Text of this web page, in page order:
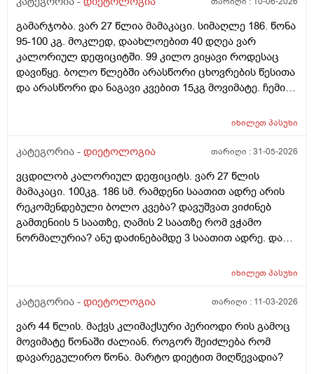
გამარჯობა. ვარ 27 წლია მამაკაცი. სიმაღლე 186. წონა
95-100 კგ. მოკლედ, დაახლოებით 40 დღეა ვარ
კალორიულ დეფიციტში. 99 კილო ვიყავი როდესაც
დავიწყე. ბოლო წლებში არასწორი ცხოვრების წესითა
და არასწორი და ნაგავი კვებით 15კგ მოვიმატე. ჩემი
დღიანი კალორიული დეფიციტის განმავლობაში
აჩვენებს რომ თავიდან 4კგმდე დავიკელი 3 კვირაში,
ვხედავ სხეულზე, რაზეც, სავარაუდოდ მეტყვით, რომ
4კგ არაფერია რომ 186, 100კგ ადამიანმა შეატყოს მის
თავს. კიბატონო. თუმცა, ვერანაირ პროგრესს ვერ
ვხედავ. ამას წინათაც გესაუბრეთ ამის შესახებ. ჩემს
ცხოვრებაში ასეთი დისციპლინა ამ მხრივ არასდროს
ამოვიღე. მხოლოდ ჯანსაღი კალორიული დეფიციტი.
მივიღო, რომ მხოლოდამხოლოდ ცხიმის ხარჯზე
დავიკლო. ვიკვებები დღეში 3 ჯერ. ყოველდეიური
ძირითადი მენიუ არის 10ც მოხარშული კვერცხის ცილა
და 300გ ქათმის ფილე. შიგადაშიგ პროტეინის
პუდინგი, რომელიც 20გ ცილას შეიცავს და ა.შ -
იხილეთპასუხი
კატეგორია - დიეტოლოგია თარიღი :31-05-2026
ვცდილობ კალორიულ დეფიციტს. ვარ 27 წლის
მამაკაცი. 100კგ. 186 სმ. რამდენი საათით ადრე არის
რეკომენდებული ბოლო კვება? დავუშვათ ვიძინებ
გამთენიის 5 საათზე, ღამის 2 საათზე რომ ვჭამო
ნორმალურია? ანუ დაძინებამდე 3 საათით ადრე. და
მაინც ხომ დავიკლებ წონაში ასეთი რიტმით?იხილეთპასუხი
კატეგორია - დიეტოლოგია თარიღი : 11-03-2026
ვარ 44 წლის. მაქვს კლიმაქსური პერიოდი რის გამოც
მოვიმატე წონაში ძალიან. როგორ შეიძლება რომ
დავარეგულირო წონა. მარტო დიეტით მიღწევადია?